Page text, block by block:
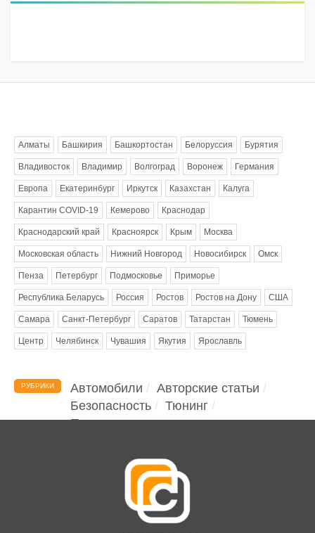
Алматы Башкирия Башкортостан Белоруссия Бурятия
Владивосток Владимир Волгоград Воронеж Германия
Европа Екатеринбург Иркутск Казахстан Калуга
Карантин COVID-19 Кемерово Краснодар
Краснодарский край Красноярск Крым Москва
Московская область Нижний Новгород Новосибирск Омск
Пенза Петербург Подмосковье Приморье
Республика Беларусь Россия Ростов Ростов на Дону США
Самара Санкт-Петербург Саратов Татарстан Тюмень
Центр Челябинск Чувашия Якутия Ярославль
РУБРИКИ Автомобили
Авторские статьи
Безопасность
Тюнинг
Помощь водителю